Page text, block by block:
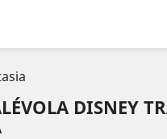
DISNEY